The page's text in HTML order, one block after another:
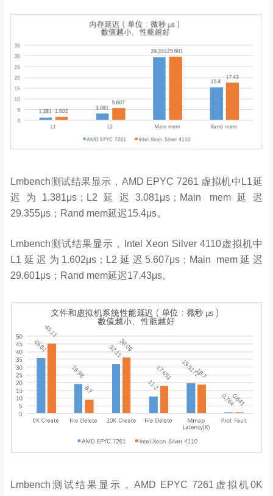
Lmbench测试结果显示，AMD EPYC 7261 虚拟机中L1延
迟为1.381μs；L2延迟3.081μs；Main mem延迟
29.355μs；Rand mem延迟15.4μs。
Lmbench测试结果显示，Intel Xeon Silver 4110虚拟机中
L1延迟为1.602μs；L2延迟5.607μs；Main mem延迟
29.601μs；Rand mem延迟17.43μs。
Lmbench测试结果显示，AMD EPYC 7261虚拟机0K